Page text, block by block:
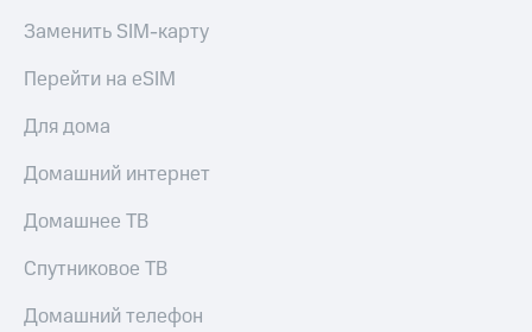
Заменить SIM-карту
Перейти на eSIM
Для дома
Домашний интернет
Домашнее ТВ
Спутниковое ТВ
Домашний телефон